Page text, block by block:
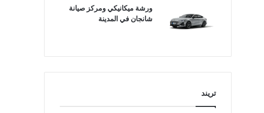
ورشة ميكانيكي ومركز صيانة
شانجان في المدينة
تريند